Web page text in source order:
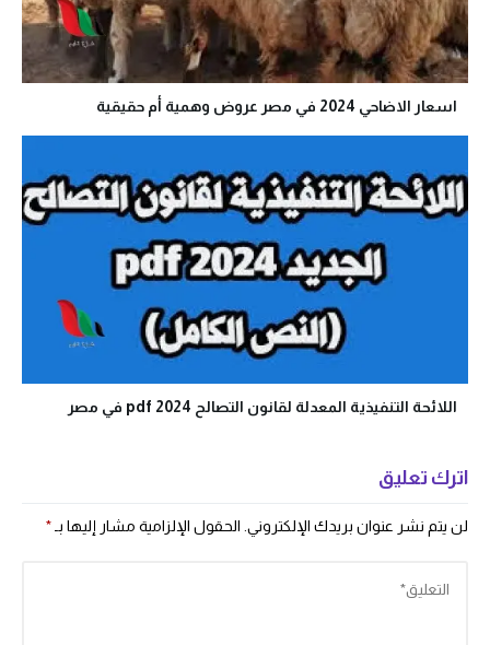
اسعار الاضاحي 2024 في مصر عروض وهمية أم حقيقية
اللائحة التنفيذية المعدلة لقانون التصالح 2024 pdf في مصر
اترك تعليق
لن يتم نشر عنوان بريدك الإلكتروني. الحقول الإلزامية مشار إليها بـ*